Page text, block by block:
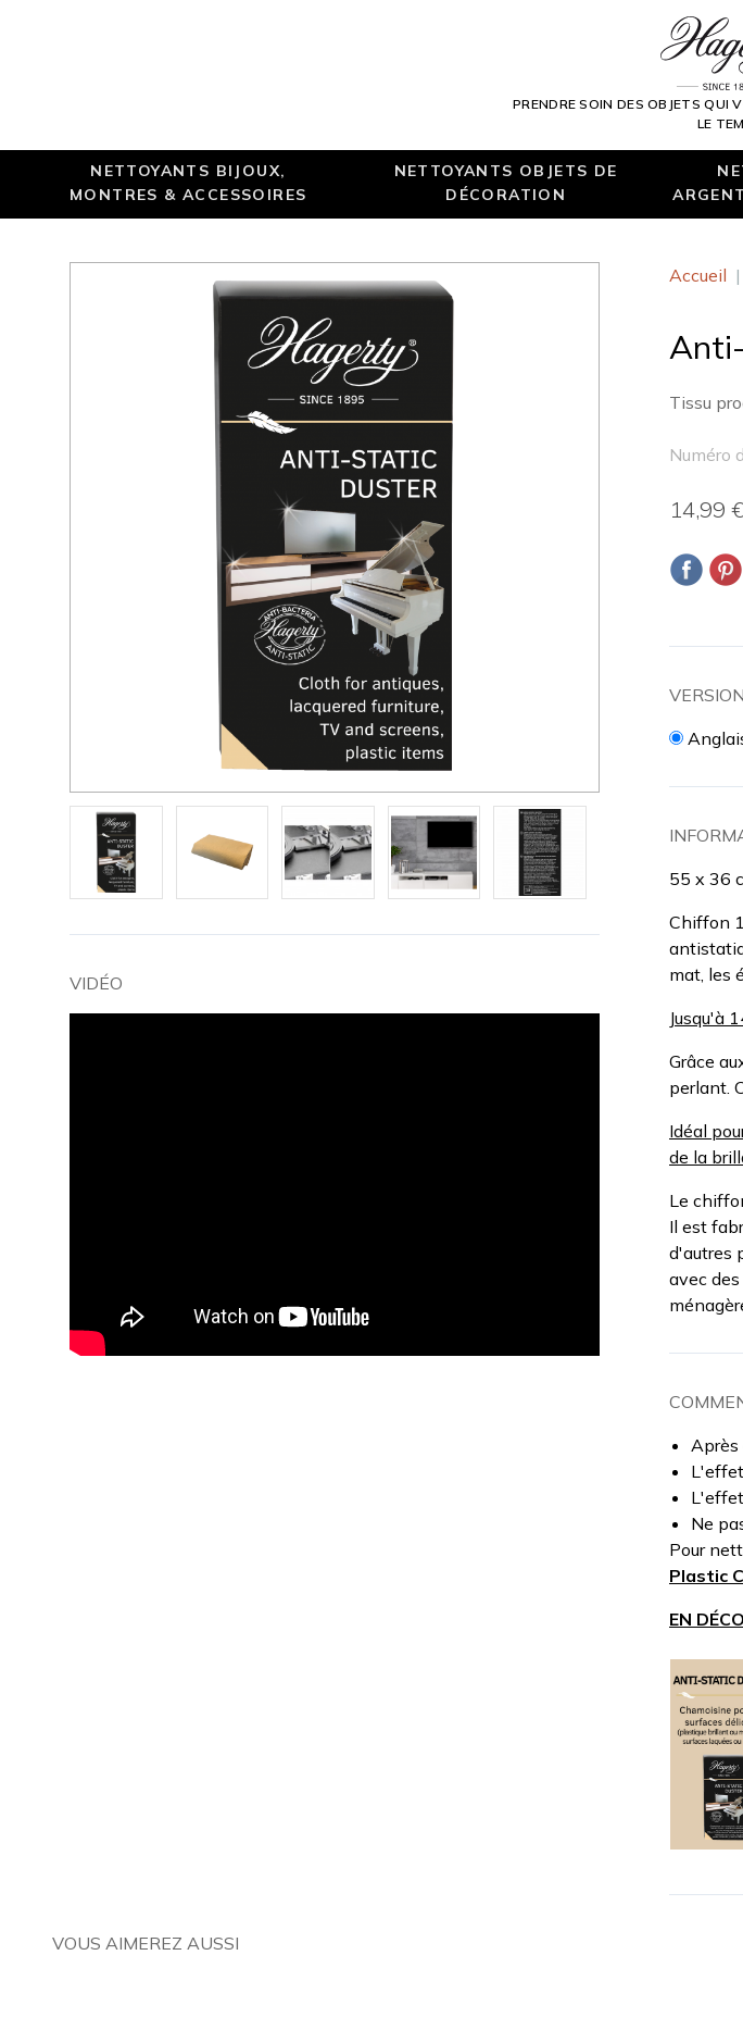
PRENDRE SOIN DES OBJETS QUI
LE
NETTOYANTS BIJOUX,
MONTRES & ACCESSOIRES
NETTOYANTS OBJETS DE
DÉCORATION
VIDÉO
Accueil |
Tissu
Numéro
14,99 €
VERSION
55 x 36
Chiffon
mat, les
Jusqu'à
Grâce
perlant.
Idéal
de la
Le
Il est
d'autres
avec
Après
Ne
Pour
Plastic
EN
VOUS AIMEREZ AUSSI